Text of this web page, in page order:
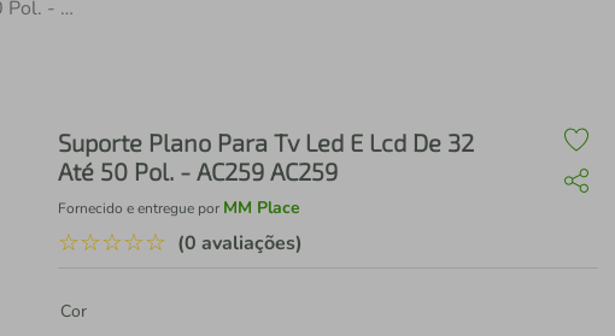
Suporte Plano Para Tv Led E Lcd De 32 Até 50 Pol. - AC259 AC259
Suporte Plano Para Tv Led E Lcd De 32
Até 50 Pol. - AC259 AC259
Fornecido e entregue por MM Place
☆☆☆☆☆ (0 avaliações)
Cor